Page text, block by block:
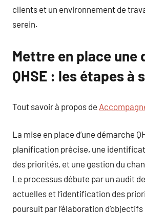
clients et un environnement de
serein.
Mettre en place une
QHSE : les étapes à
Tout savoir à propos de
La mise en place d’une démarche
planification précise, une
des priorités, et une gestion du
Le processus débute par un audit
actuelles et l’identification des
poursuit par l’élaboration